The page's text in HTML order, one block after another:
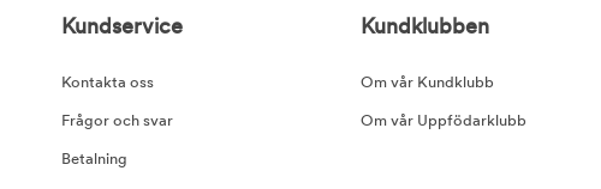
Kundservice
Kontakta oss
Frågor och svar
Betalning
Kundklubben
Om vår Kundklubb
Om vår Uppfödarklubb